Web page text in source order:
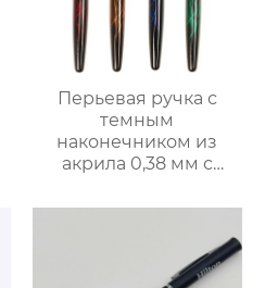
Перьевая ручка с
темным
наконечником из
акрила 0,38 мм с
четырехцветная
ослепительной
текстурой